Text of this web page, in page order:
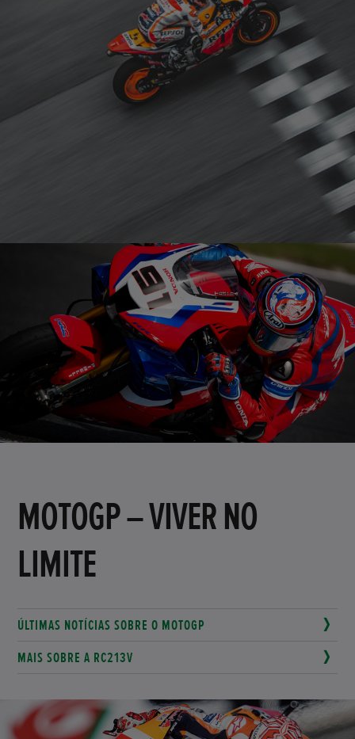
MOTOGP – VIVER NO
LIMITE
ÚLTIMAS NOTÍCIAS SOBRE O MOTOGP
MAIS SOBRE A RC213V